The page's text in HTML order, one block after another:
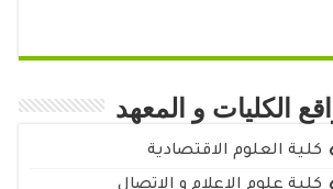
الكليات و المعهد
كلية العلوم الاقتصادية